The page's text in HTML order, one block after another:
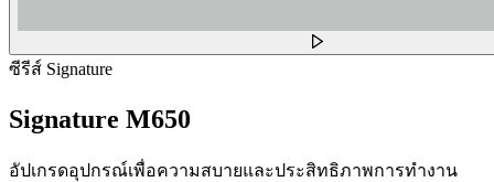
ซีรีส์ Signature
Signature M650
อัปเกรดอุปกรณ์เพื่อความสบายและประสิทธิภาพการทำงาน